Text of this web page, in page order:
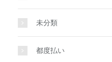
未分類
都度払い